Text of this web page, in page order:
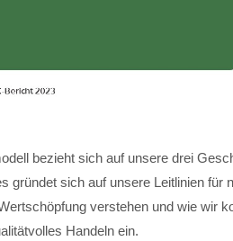
bezieht sich auf unsere drei
gründet sich auf unsere Leitlinien für
verstehen und wie wir
Handeln ein.